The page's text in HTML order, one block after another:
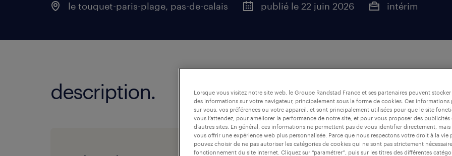
le touquet-paris-plage, pas-de-calais publié le 22 juin 2026 intérim
description.
descriptif du poste
Lorsque vous visitez notre site web, le Groupe Randstad France et ses partenaires peuvent
des informations sur votre navigateur, principalement sous la forme de cookies. Ces informations
sur vous, vos préférences ou votre appareil, et sont principalement utilisées pour que le site
vous l’attendez, pour améliorer la performance de notre site, et pour vous proposer des publicités
d’autres sites. En général, ces informations ne permettent pas de vous identifier directement,
vous offrir une expérience web plus personnalisée. Parce que nous respectons votre droit à la vie
pouvez choisir de ne pas autoriser les catégories de cookies qui ne sont pas strictement
fonctionnement du site Internet. Cliquez sur “paramétrer”, puis sur les titres des différentes